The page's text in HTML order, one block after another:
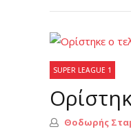
SUPER LEAGUE 1
Θοδωρής